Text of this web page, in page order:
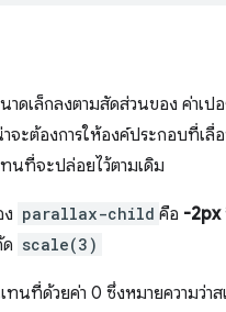
ดเล็กลงตามสัดส่วนของ ค่า
าจะต้องการให้องค์ประกอบที่
นที่จะปล่อยไว้ตามเดิม
parallax-child คือ -2px
scale(3)
นที่ด้วยค่า 0 ซึ่งหมายความว่าส